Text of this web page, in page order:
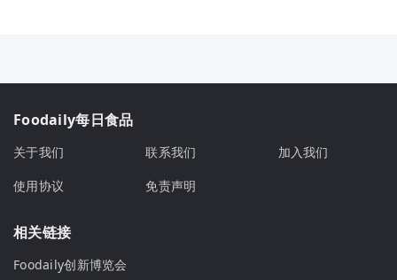
Foodaily每日食品
关于我们 联系我们
加入我们
使用协议
免责声明
相关链接
Foodaily创新博览会